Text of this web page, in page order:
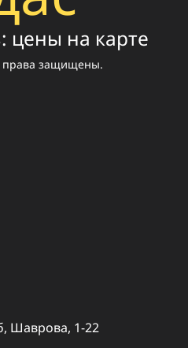
цены на карте
права защищены.
Шаврова, 1-22